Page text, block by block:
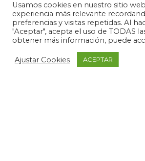
Usamos cookies en nuestro sitio
experiencia más relevante
preferencias y visitas repetidas. Al
"Aceptar", acepta el uso de TODAS
obtener más información, puede
Ajustar Cookies ACEPTAR